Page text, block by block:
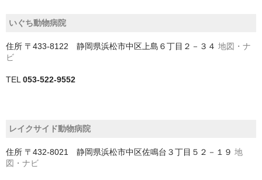
習志野市
いぐち動物病院
住所 〒433-8122 静岡県浜松市中区上島６丁目２－３４ 地図・ナ
ビ
TEL 053-522-9552
レイクサイド動物病院
住所 〒432-8021 静岡県浜松市中区佐鳴台３丁目５２－１９ 地
図・ナビ